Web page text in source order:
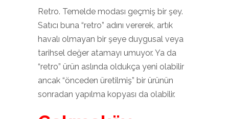
Retro. Temelde modası geçmiş bir şey.
Satıcı buna “retro” adını vererek, artık
havalı olmayan bir şeye duygusal veya
tarihsel değer atamayı umuyor. Ya da
“retro” ürün aslında oldukça yeni olabilir
ancak “önceden üretilmiş” bir ürünün
sonradan yapılma kopyası da olabilir.